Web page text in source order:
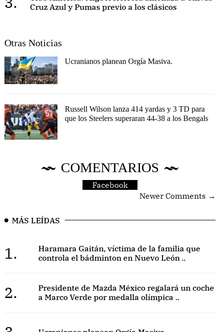
Cruz Azul y Pumas previo a los clásicos
Otras Noticias
Ucranianos planean Orgía Masiva.
Russell Wilson lanza 414 yardas y 3 TD para
que los Steelers superaran 44-38 a los Bengals
COMENTARIOS
Facebook
Newer Comments →
MÁS LEÍDAS
1.
Haramara Gaitán, víctima de la familia que
controla el bádminton en Nuevo León ..
2.
Presidente de Mazda México regalará un coche
a Marco Verde por medalla olímpica ..